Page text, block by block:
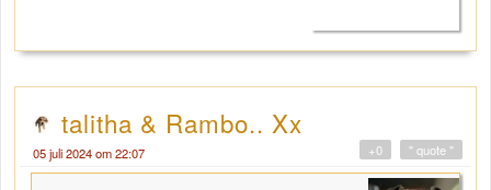
talitha & Rambo.. Xx
05 juli 2024 om 22:07 " quote "
+0